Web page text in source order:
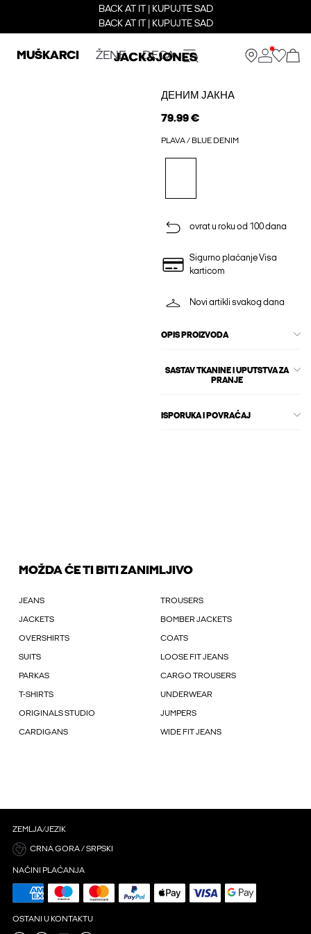
BACK AT IT | KUPUJTE SAD
BACK AT IT | KUPUJTE SAD
MUŠKARCI ŽENE DECA
ДЕНИМ ЈАКНА
79.99 €
PLAVA / BLUE DENIM
ovrat u roku od 100 dana
Sigurno plaćanje Visa
karticom
Novi artikli svakog dana
OPIS PROIZVODA
SASTAV TKANINE I UPUTSTVA ZA
PRANJE
ISPORUKA I POVRAĆAJ
MOŽDA ĆE TI BITI ZANIMLJIVO
JEANS TROUSERS
JACKETS BOMBER JACKETS
OVERSHIRTS COATS
SUITS LOOSE FIT JEANS
PARKAS CARGO TROUSERS
T-SHIRTS UNDERWEAR
ORIGINALS STUDIO JUMPERS
CARDIGANS WIDE FIT JEANS
ZEMLJA/JEZIK
CRNA GORA / SRPSKI
NAČINI PLAĆANJA
OSTANI U KONTAKTU